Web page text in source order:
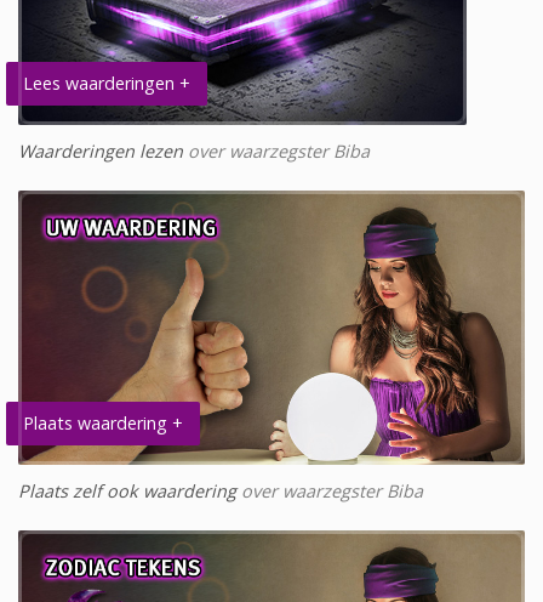
Lees waarderingen +
Waarderingen lezen over waarzegster Biba
Plaats waardering +
Plaats zelf ook waarderingover waarzegster Biba